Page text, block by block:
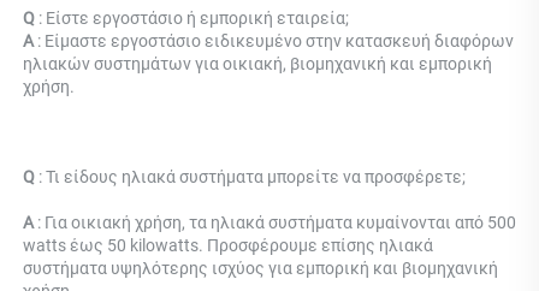
Q : Είστε εργοστάσιο ή εμπορική εταιρεία;
Α : Είμαστε εργοστάσιο ειδικευμένο στην κατασκευή διαφόρων
ηλιακών συστημάτων για οικιακή, βιομηχανική και εμπορική
χρήση.
Q : Τι είδους ηλιακά συστήματα μπορείτε να προσφέρετε;
Α : Για οικιακή χρήση, τα ηλιακά συστήματα κυμαίνονται από 500
watts έως 50 kilowatts. Προσφέρουμε επίσης ηλιακά
συστήματα υψηλότερης ισχύος για εμπορική και βιομηχανική